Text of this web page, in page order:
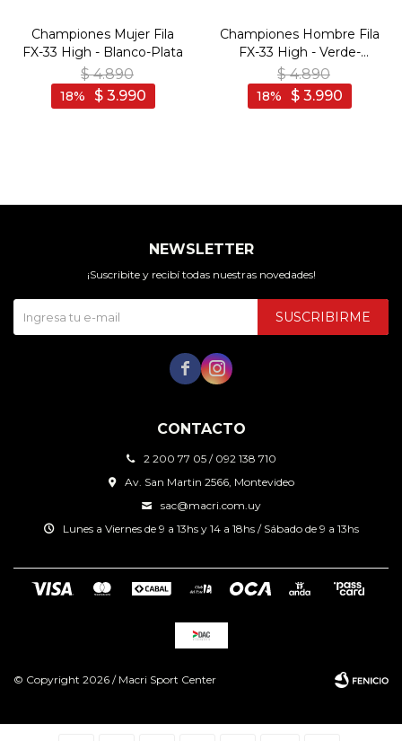
Championes Mujer Fila
FX-33 High - Blanco-Plata
$ 4.890
$ 3.990
18
Championes Hombre Fila
FX-33 High - Verde-
Blanco
$ 4.890
$ 3.990
18
CONTACTO
2 200 77 05 / 092 138 710
Av. San Martin 2566, Montevideo
sac@macri.com.uy
Lunes a Viernes de 9 a 13hs y 14 a 18hs / Sábado de 9 a 13hs
NEWSLETTER
¡Suscribite y recibí todas nuestras novedades!
SUSCRIBIRME
 
© Copyright 2026 / Macri Sport Center